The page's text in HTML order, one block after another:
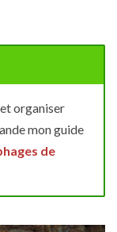
organiser
mon guide
de